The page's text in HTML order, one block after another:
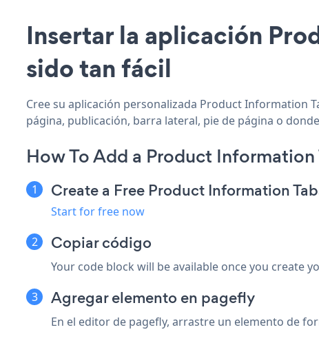
Insertar la aplicación
sido tan fácil
Cree su aplicación personalizada Product Information
página, publicación, barra lateral, pie de página o
How To Add a Product Information
Create a Free Product Information
Start for free now
Copiar código
Your code block will be available once you create
Agregar elemento en pagefly
En el editor de pagefly, arrastre un elemento de